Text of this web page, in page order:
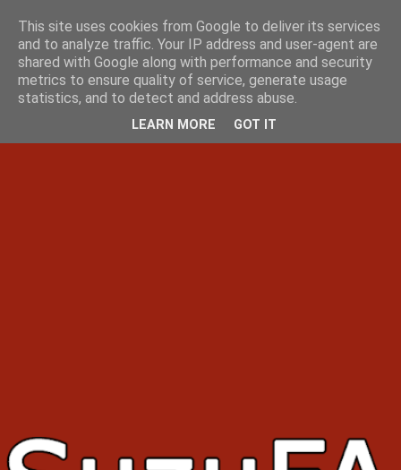
This site uses cookies from Google to deliver its services
and to analyze traffic. Your IP address and user-agent are
shared with Google along with performance and security
metrics to ensure quality of service, generate usage
statistics, and to detect and address abuse.
LEARN MORE GOT IT